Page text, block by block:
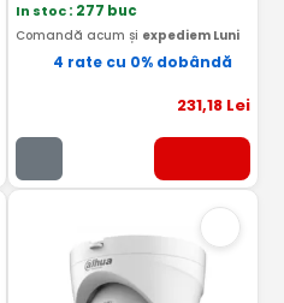
In stoc: 277 buc
Comandă acum și expediem Luni
4 rate cu 0% dobândă
231,18 Lei